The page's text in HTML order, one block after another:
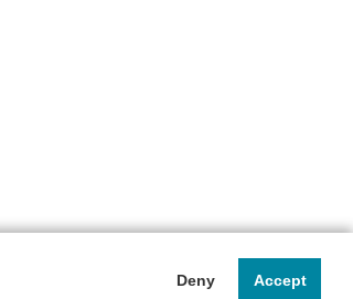
Deny Accept